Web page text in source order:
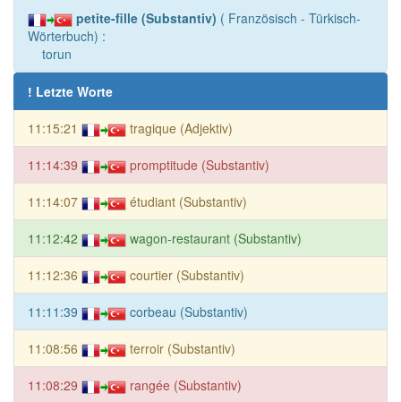
petite-fille (Substantiv) ( Französisch - Türkisch-
Wörterbuch) :
torun
! Letzte Worte
11:15:21 tragique (Adjektiv)
11:14:39 promptitude (Substantiv)
11:14:07 étudiant (Substantiv)
11:12:42 wagon-restaurant (Substantiv)
11:12:36 courtier (Substantiv)
11:11:39 corbeau (Substantiv)
11:08:56 terroir (Substantiv)
11:08:29 rangée (Substantiv)